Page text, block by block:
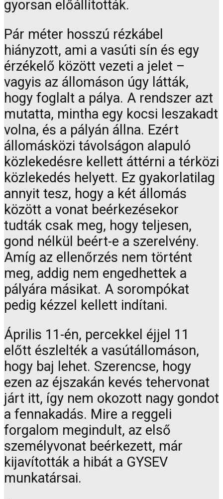
gyorsan előállították.
Pár méter hosszú rézkábel
hiányzott, ami a vasúti sín és egy
érzékelő között vezeti a jelet –
vagyis az állomáson úgy látták,
hogy foglalt a pálya. A rendszer azt
mutatta, mintha egy kocsi leszakadt
volna, és a pályán állna. Ezért
állomásközi távolságon alapuló
közlekedésre kellett áttérni a térközi
közlekedés helyett. Ez gyakorlatilag
annyit tesz, hogy a két állomás
között a vonat beérkezésekor
tudták csak meg, hogy teljesen,
gond nélkül beért-e a szerelvény.
Amíg az ellenőrzés nem történt
meg, addig nem engedhettek a
pályára másikat. A sorompókat
pedig kézzel kellett indítani.
Április 11-én, percekkel éjjel 11
előtt észlelték a vasútállomáson,
hogy baj lehet. Szerencse, hogy
ezen az éjszakán kevés tehervonat
járt itt, így nem okozott nagy gondot
a fennakadás. Mire a reggeli
forgalom megindult, az első
személyvonat beérkezett, már
kijavították a hibát a GYSEV
munkatársai.